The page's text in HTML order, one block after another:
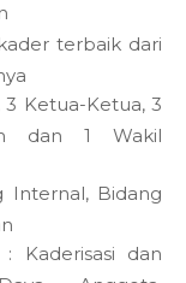
terbaik dari
Ketua-Ketua, 3
dan 1 Wakil
Internal, Bidang
Kaderisasi dan